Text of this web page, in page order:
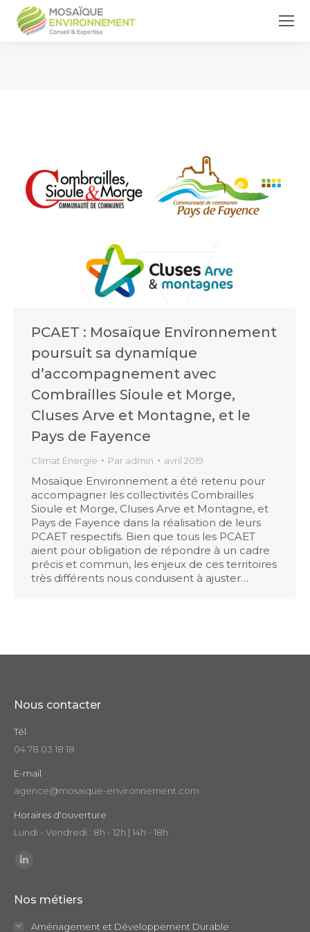
PCAET : Mosaïque Environnement
poursuit sa dynamique
d’accompagnement avec
Combrailles Sioule et Morge,
Cluses Arve et Montagne, et le
Pays de Fayence
Climat Énergie Par admin avril 2019
Mosaïque Environnement a été retenu pour
accompagner les collectivités Combrailles
Sioule et Morge, Cluses Arve et Montagne, et
Pays de Fayence dans la réalisation de leurs
PCAET respectifs. Bien que tous les PCAET
aient pour obligation de répondre à un cadre
précis et commun, les enjeux de ces territoires
très différents nous conduisent à ajuster…
Nous contacter
Tél
04 78 03 18 18
E-mail
agence@mosaique-environnement.com
Horaires d'ouverture
Lundi - Vendredi : 8h - 12h | 14h - 18h
Trouvez nous sur :
opens
Nos métiers
Aménagement et Développement Durable